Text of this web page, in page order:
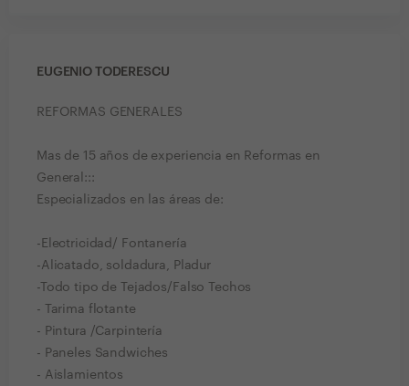
EUGENIO TODERESCU
REFORMAS GENERALES
Mas de 15 años de experiencia en Reformas en
General:::
Especializados en las áreas de:
-Electricidad/ Fontanería
-Alicatado, soldadura, Pladur
-Todo tipo de Tejados/Falso Techos
- Tarima flotante
- Pintura /Carpintería
- Paneles Sandwiches
- Aislamientos